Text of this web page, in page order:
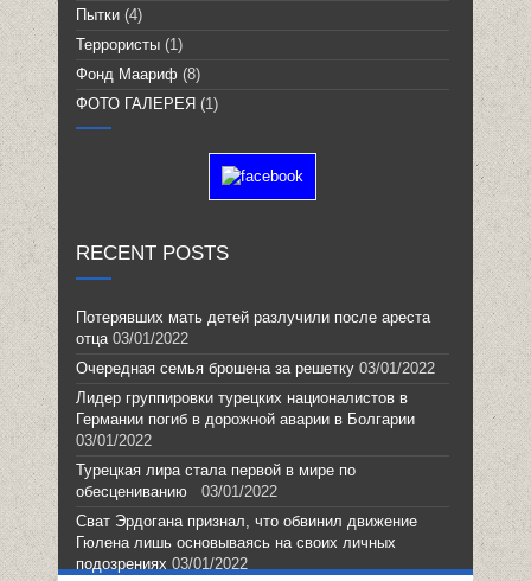
Пытки (4)
Террористы (1)
Фонд Маариф (8)
ФОТО ГАЛЕРЕЯ (1)
RECENT POSTS
Потерявших мать детей разлучили после ареста
отца 03/01/2022
Очередная семья брошена за решетку 03/01/2022
Лидер группировки турецких националистов в
Германии погиб в дорожной аварии в Болгарии
03/01/2022
Турецкая лира стала первой в мире по
обесцениванию
03/01/2022
Сват Эрдогана признал, что обвинил движение
Гюлена лишь основываясь на своих личных
подозрениях 03/01/2022